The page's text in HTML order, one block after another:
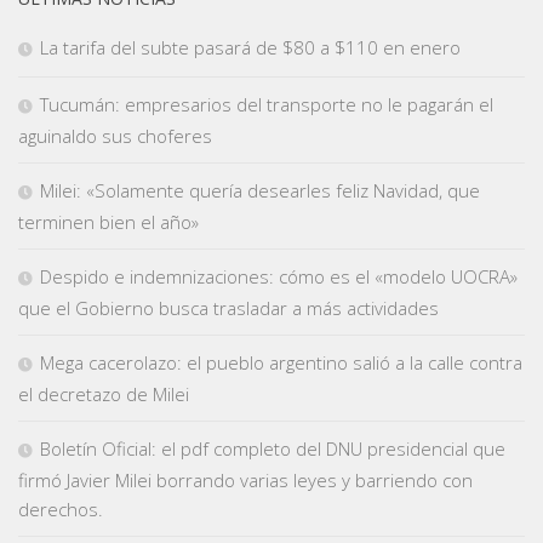
La tarifa del subte pasará de $80 a $110 en enero
Tucumán: empresarios del transporte no le pagarán el
aguinaldo sus choferes
Milei: «Solamente quería desearles feliz Navidad, que
terminen bien el año»
Despido e indemnizaciones: cómo es el «modelo UOCRA»
que el Gobierno busca trasladar a más actividades
Mega cacerolazo: el pueblo argentino salió a la calle contra
el decretazo de Milei
Boletín Oficial: el pdf completo del DNU presidencial que
firmó Javier Milei borrando varias leyes y barriendo con
derechos.